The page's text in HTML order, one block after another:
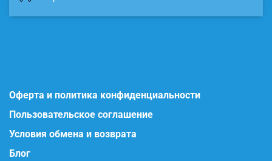
Оферта и политика конфиденциальности
Пользовательское соглашение
Условия обмена и возврата
Блог